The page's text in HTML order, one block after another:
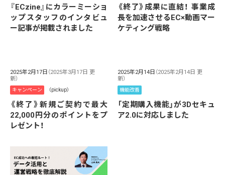
『ECzine』にカラーミーショ
ップスタッフのインタビュ
ー記事が掲載されました
《終了》成果に直結！ 事業成
長を加速させるEC×動画マー
ケティング戦略
2025年2月17日 （2025年3月17日 更
新）
キャンペーン （pickup）
《終了》新規ご契約で最大
22,000円分のポイントをプ
レゼント！
2025年2月14日 （2025年2月14日 更
新）
機能改善
「定期購入機能」が3Dセキュ
ア2.0に対応しました